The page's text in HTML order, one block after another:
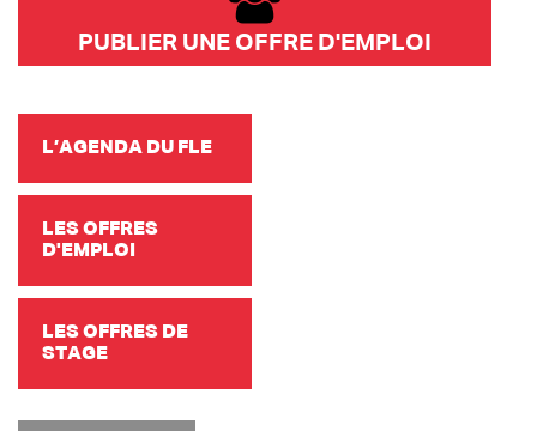
PUBLIER UNE OFFRE D'EMPLOI
L’AGENDA DU FLE
LES OFFRES
D'EMPLOI
LES OFFRES DE
STAGE